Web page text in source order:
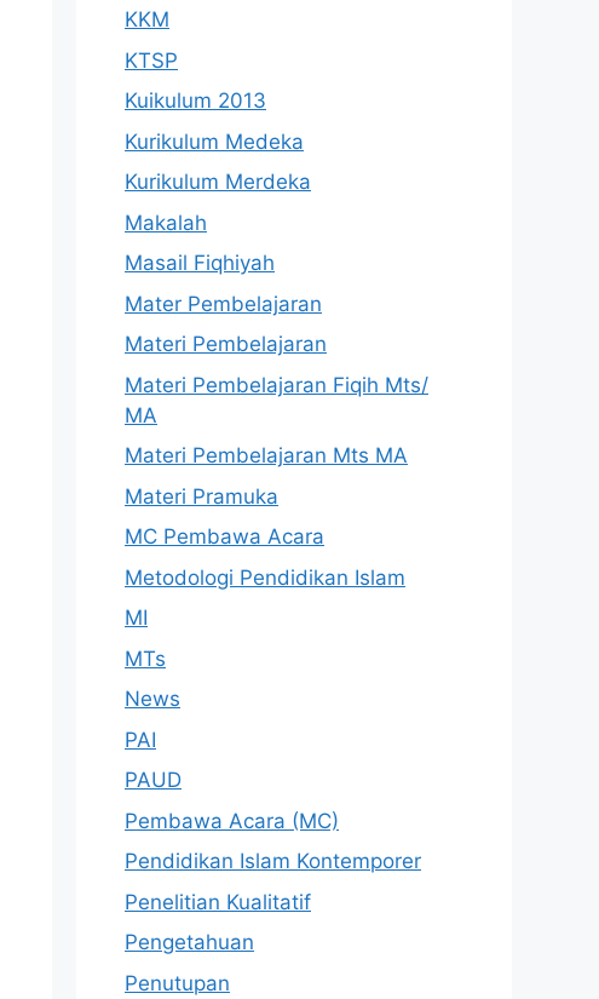
KKM
KTSP
Kuikulum 2013
Kurikulum Medeka
Kurikulum Merdeka
Makalah
Masail Fiqhiyah
Mater Pembelajaran
Materi Pembelajaran
Materi Pembelajaran Fiqih Mts/
MA
Materi Pembelajaran Mts MA
Materi Pramuka
MC Pembawa Acara
Metodologi Pendidikan Islam
MI
MTs
News
PAI
PAUD
Pembawa Acara (MC)
Pendidikan Islam Kontemporer
Penelitian Kualitatif
Pengetahuan
Penutupan